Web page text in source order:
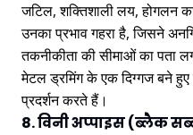
जटिल, शक्तिशाली लय, होगलन
उनका प्रभाव गहरा है, जिसने
तकनीकीता की सीमाओं का पता
मेटल ड्रमिंग के एक दिग्गज बने
प्रदर्शन करते हैं।
8. विनी अप्पाइस (ब्लैक